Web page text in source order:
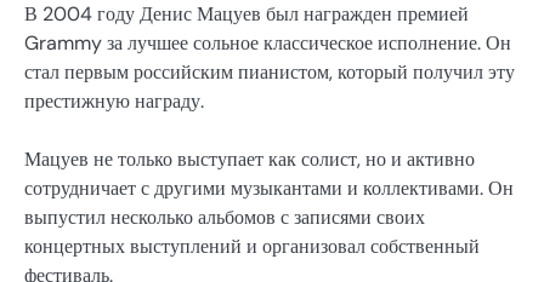
В 2004 году Денис Мацуев был награжден премией
Grammy за лучшее сольное классическое исполнение. Он
стал первым российским пианистом, который получил эту
престижную награду.
Мацуев не только выступает как солист, но и активно
сотрудничает с другими музыкантами и коллективами. Он
выпустил несколько альбомов с записями своих
концертных выступлений и организовал собственный
фестиваль.